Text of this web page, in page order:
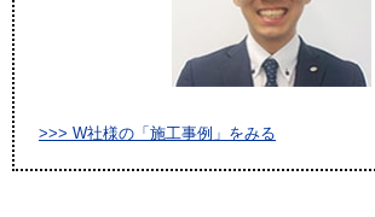
>>> W社様の「施工事例」をみる